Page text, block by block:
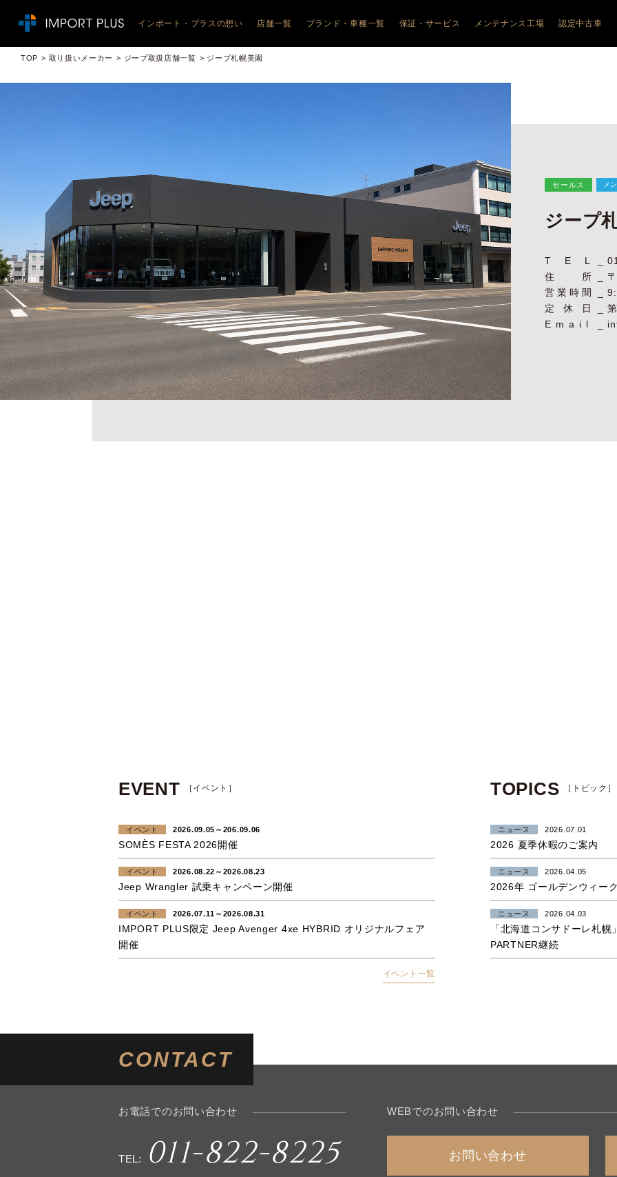
インポート・プラスの想い 店舗一覧 ブランド・車種一覧
STELVIO
QUADRIFOGLIO
保証・サービス メンテナンス工場 認定中古車
PEUGEOT
TOP 取り扱いメーカー ジープ取扱店舗一覧 ジープ札幌美園
セールス メ
ジープ
TEL
住所
営業時間
定休日
Email
EVENT ［イベント］
イベント 2026.09.05～206.09.06
SOMÈS FESTA 2026開催
イベント 2026.08.22～2026.08.23
Jeep Wrangler 試乗キャンペーン開催
イベント 2026.07.11～2026.08.31
IMPORT PLUS限定 Jeep Avenger 4xe HYBRID オリジナルフェア
開催
イベント一覧
TOPICS ［トピック］
ニュース 2026.07.01
2026 夏季休暇のご案内
ニュース 2026.04.05
2026年 ゴールデンウィー
ニュース 2026.04.03
「北海道コンサドーレ札
PARTNER継続
CONTACT
お電話でのお問い合わせ
TEL: 011-822-8225
WEBでのお問い合わせ
お問い合わせ